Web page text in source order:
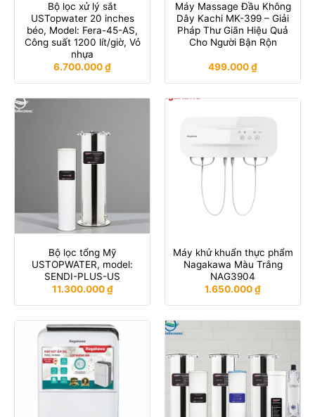
Bộ lọc xử lý sắt
USTopwater 20 inches
béo, Model: Fera-45-AS,
Công suất 1200 lít/giờ, Vỏ
nhựa
6.700.000₫
Máy Massage Đầu Không
Dây Kachi MK-399 – Giải
Pháp Thư Giãn Hiệu Quả
Cho Người Bận Rộn
499.000₫
Bộ lọc tổng Mỹ
USTOPWATER, model:
SENDI-PLUS-US
11.300.000₫
Máy khử khuẩn thực phẩm
Nagakawa Màu Trắng
NAG3904
1.650.000₫